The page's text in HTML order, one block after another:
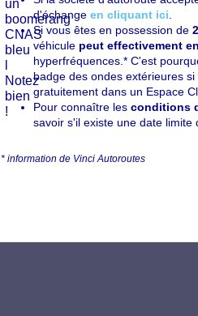
d'échange en cliquant ici
Si vous êtes en possession de
véhicule peut effectivement
hyperfréquences.* C'est
badge des ondes extérieures
gratuitement dans un Espace
Pour connaître les conditions
savoir s'il existe une date limite
* information de Vinci Autoroutes